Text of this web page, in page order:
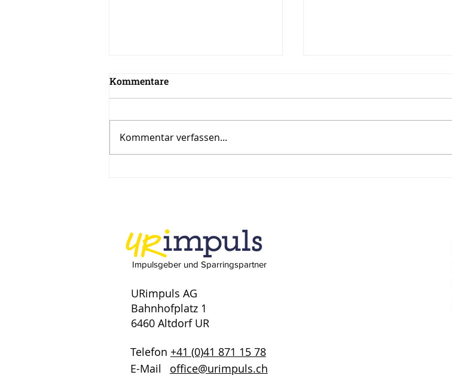
Kommentare
Kommentar verfassen...
Impulsgeber und Sparringspartner
URimpuls AG
Bahnhofplatz 1
6460 Altdorf UR
Telefon +41 (0)41 871 15 78
E-Mail
office@urimpuls.ch